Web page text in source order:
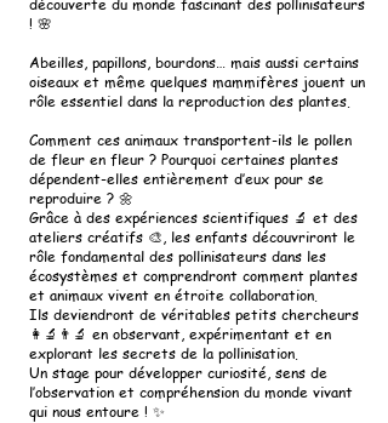
découverte du monde fascinant des pollinisateurs
! 🌸
Abeilles, papillons, bourdons… mais aussi certains
oiseaux et même quelques mammifères jouent un
rôle essentiel dans la reproduction des plantes.
Comment ces animaux transportent-ils le pollen
de fleur en fleur ? Pourquoi certaines plantes
dépendent-elles entièrement d’eux pour se
reproduire ? 🌼
Grâce à des expériences scientifiques 🔬 et des
ateliers créatifs 🎨, les enfants découvriront le
rôle fondamental des pollinisateurs dans les
écosystèmes et comprendront comment plantes
et animaux vivent en étroite collaboration.
Ils deviendront de véritables petits chercheurs
👩‍🔬👨‍🔬 en observant, expérimentant et en
explorant les secrets de la pollinisation.
Un stage pour développer curiosité, sens de
l’observation et compréhension du monde vivant
qui nous entoure ! ✨